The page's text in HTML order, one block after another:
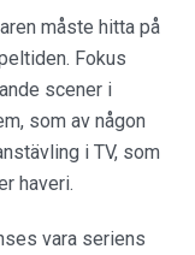
måste hitta på
Fokus
scener i
som av någon
i TV, som
haveri.
vara seriens